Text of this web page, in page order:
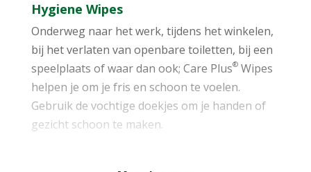
Hygiene Wipes
Onderweg naar het werk, tijdens het winkelen,
bij het verlaten van openbare toiletten, bij een
speelplaats of waar dan ook; Care Plus®Wipes
helpen je om je fris en schoon te voelen.
Gebruik de vochtige doekjes om je handen of
gezicht schoon te maken.